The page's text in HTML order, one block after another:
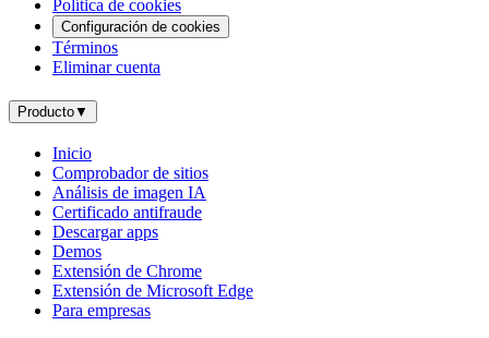
Política de cookies
Configuración de cookies
Términos
Eliminar cuenta
Producto▼
Inicio
Comprobador de sitios
Análisis de imagen IA
Certificado antifraude
Descargar apps
Demos
Extensión de Chrome
Extensión de Microsoft Edge
Para empresas